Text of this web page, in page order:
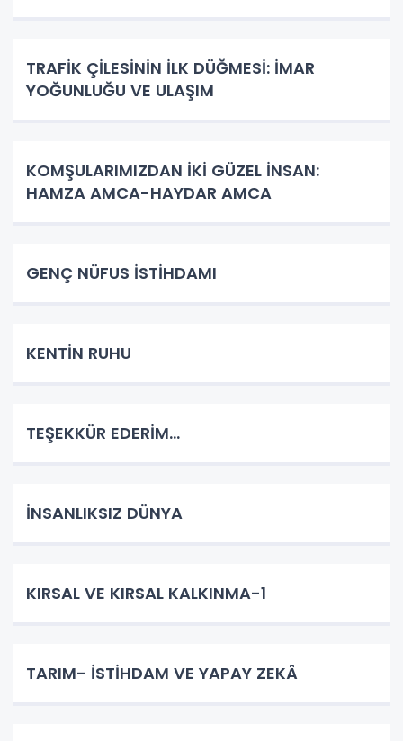
TRAFİK ÇİLESİNİN İLK DÜĞMESİ: İMAR
YOĞUNLUĞU VE ULAŞIM
KOMŞULARIMIZDAN İKİ GÜZEL İNSAN:
HAMZA AMCA-HAYDAR AMCA
GENÇ NÜFUS İSTİHDAMI
KENTİN RUHU
TEŞEKKÜR EDERİM…
İNSANLIKSIZ DÜNYA
KIRSAL VE KIRSAL KALKINMA-1
TARIM- İSTİHDAM VE YAPAY ZEKÂ